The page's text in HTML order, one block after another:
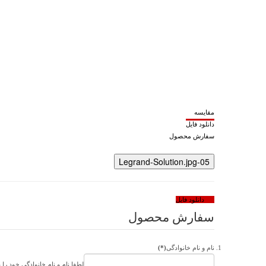
مقایسه
دانلود فایل
سفارش محصول
05-Legrand-Solution.jpg
دانلود فایل
سفارش محصول
نام و نام خانوادگی(*)
لطفا نام و نام خانوادگی خود را